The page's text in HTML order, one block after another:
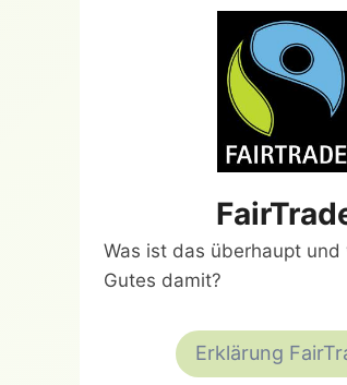
Was ist das überhaupt und
Gutes damit?
Erklärung